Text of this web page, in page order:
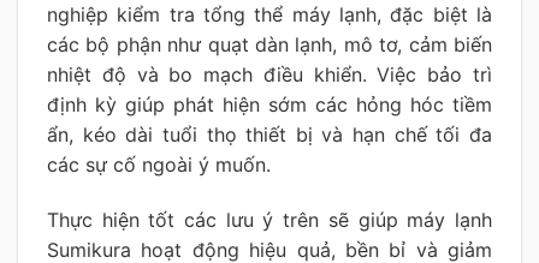
nghiệp kiểm tra tổng thể máy lạnh, đặc biệt là
các bộ phận như quạt dàn lạnh, mô tơ, cảm biến
nhiệt độ và bo mạch điều khiển. Việc bảo trì
định kỳ giúp phát hiện sớm các hỏng hóc tiềm
ẩn, kéo dài tuổi thọ thiết bị và hạn chế tối đa
các sự cố ngoài ý muốn.
Thực hiện tốt các lưu ý trên sẽ giúp máy lạnh
Sumikura hoạt động hiệu quả, bền bỉ và giảm